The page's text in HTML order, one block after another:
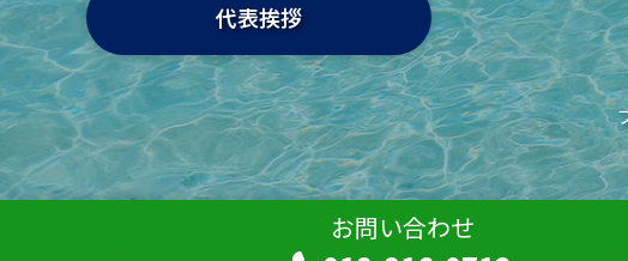
代表挨拶
お問い合わせ